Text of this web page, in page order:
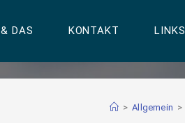
DAS KONTAKT LINKS
> Allgemein >